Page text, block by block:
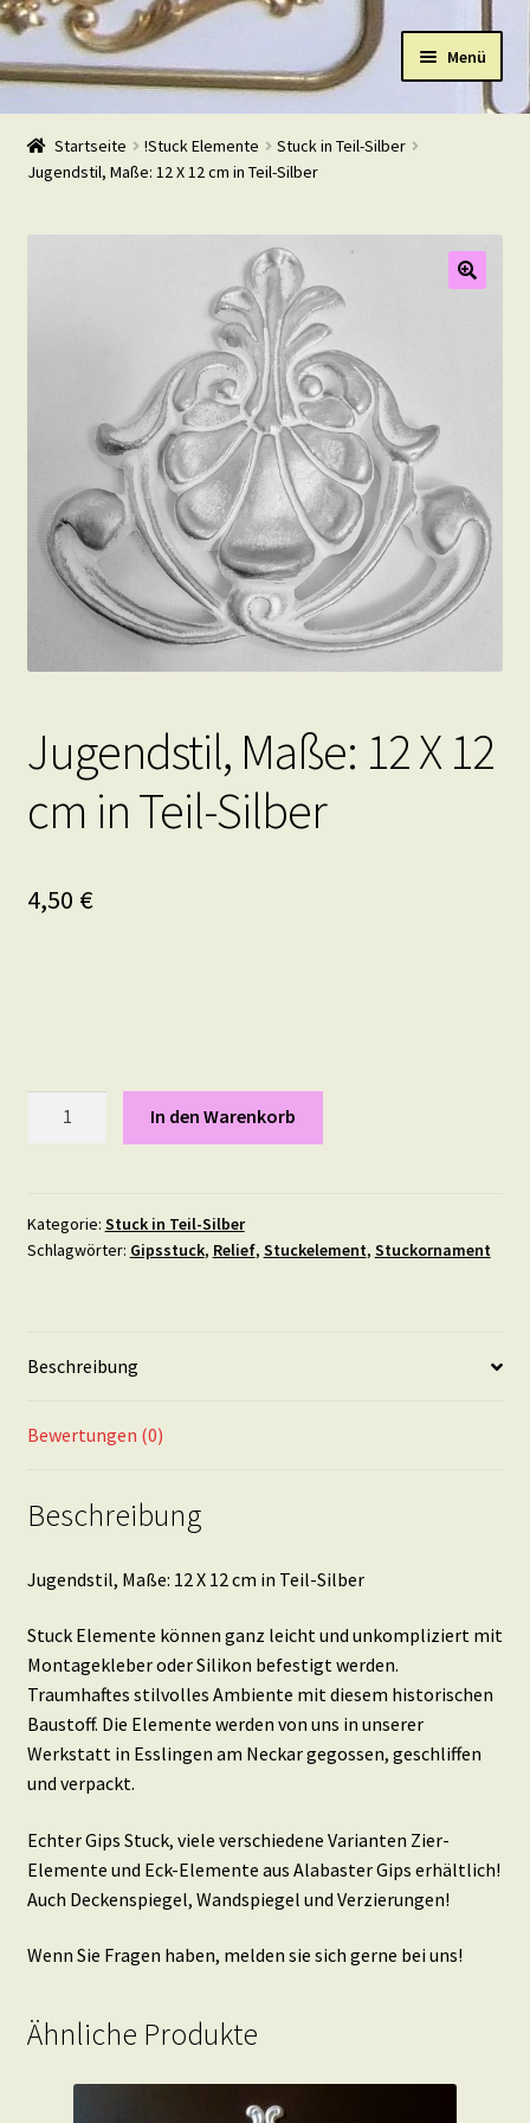
Navigation
Zum
Inhalt
Menü
Start
Shop
Warenkorb
Beispiele
Kontakt
Startseite !Stuck Elemente
Stuck in Teil-Silber
Jugendstil, Maße: 12 X 12 cm in Teil-Silber
Jugendstil, Maße: 12 X 12
cm in Teil-Silber
4,50 €
12
cm
Menge
In den Warenkorb
Kategorie: Stuck in Teil-Silber
Schlagwörter: Gipsstuck, Relief, Stuckelement, Stuckornament
Beschreibung
Bewertungen (0)
Beschreibung
Jugendstil, Maße: 12 X 12 cm in Teil-Silber
Stuck Elemente können ganz leicht und unkompliziert mit
Montagekleber oder Silikon befestigt werden.
Traumhaftes stilvolles Ambiente mit diesem historischen
Baustoff. Die Elemente werden von uns in unserer
Werkstatt in Esslingen am Neckar gegossen, geschliffen
und verpackt.
Echter Gips Stuck, viele verschiedene Varianten Zier-
Elemente und Eck-Elemente aus Alabaster Gips erhältlich!
Auch Deckenspiegel, Wandspiegel und Verzierungen!
Wenn Sie Fragen haben, melden sie sich gerne bei uns!
Ähnliche Produkte